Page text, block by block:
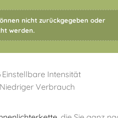
nicht zurückgegeben oder
werden.
Einstellbare Intensität
Niedriger Verbrauch